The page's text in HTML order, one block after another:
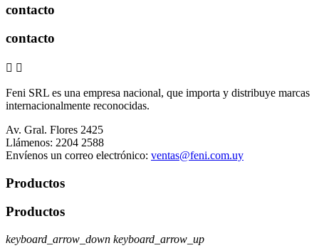
contacto
contacto
 
Feni SRL es una empresa nacional, que importa y distribuye marcas
internacionalmente reconocidas.
Av. Gral. Flores 2425
Llámenos: 2204 2588
Envíenos un correo electrónico: ventas@feni.com.uy
Productos
Productos
keyboard_arrow_down keyboard_arrow_up